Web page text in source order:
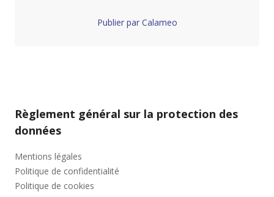
Publier par Calameo
Règlement général sur la protection des
données
Mentions légales
Politique de confidentialité
Politique de cookies